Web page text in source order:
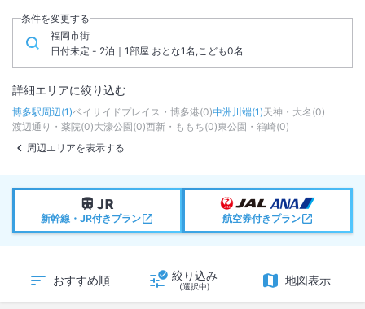
条件を変更する
福岡市街
日付未定 - 2泊｜1部屋 おとな1名,こども0名
詳細エリアに絞り込む
博多駅周辺(1)ベイサイドプレイス・博多港(0)中洲川端(1)天神・大名 (0)
渡辺通り・薬院(0)大濠公園(0)西新・ももち(0)東公園・箱崎(0)
周辺エリアを表示する
新幹線・JR付きプラン 航空券付きプラン
おすすめ順 絞り込み
(選択中) 地図表示